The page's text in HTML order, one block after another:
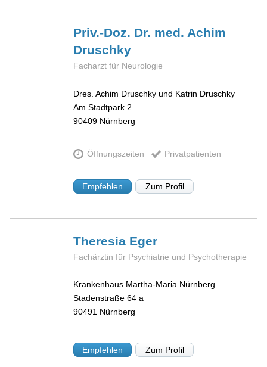
Priv.-Doz. Dr. med. Achim
Druschky
Facharzt für Neurologie
Dres. Achim Druschky und Katrin Druschky
Am Stadtpark 2
90409 Nürnberg
Öffnungszeiten Privatpatienten
Empfehlen Zum Profil
Theresia Eger
Fachärztin für Psychiatrie und Psychotherapie
Krankenhaus Martha-Maria Nürnberg
Stadenstraße 64 a
90491 Nürnberg
Empfehlen Zum Profil